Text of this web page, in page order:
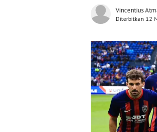
Vincentius
Diterbitkan 12